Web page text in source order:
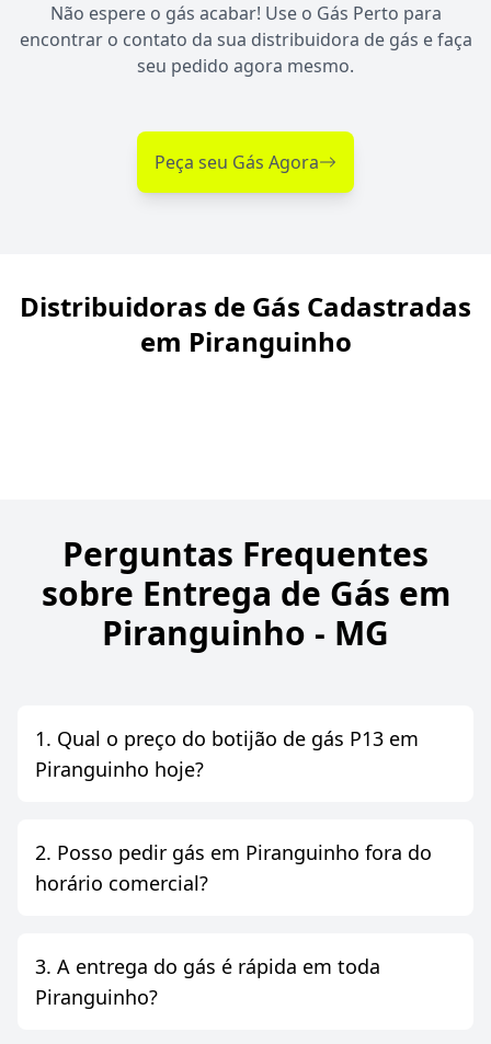
Não espere o gás acabar! Use o Gás Perto para
encontrar o contato da sua distribuidora de gás e faça
seu pedido agora mesmo.
Peça seu Gás Agora
Distribuidoras de Gás Cadastradas
em Piranguinho
Perguntas Frequentes
sobre Entrega de Gás em
Piranguinho - MG
1. Qual o preço do botijão de gás P13 em
Piranguinho hoje?
2. Posso pedir gás em Piranguinho fora do
horário comercial?
3. A entrega do gás é rápida em toda
Piranguinho?